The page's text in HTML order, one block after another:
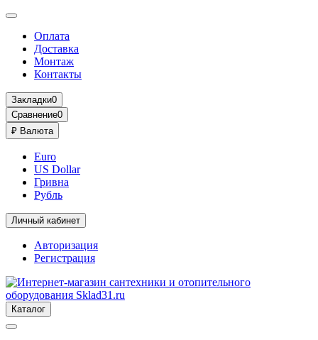
Оплата
Доставка
Монтаж
Контакты
Закладки0
Сравнение0
₽ Валюта
Euro
US Dollar
Гривна
Рубль
Личный кабинет
Авторизация
Регистрация
Каталог